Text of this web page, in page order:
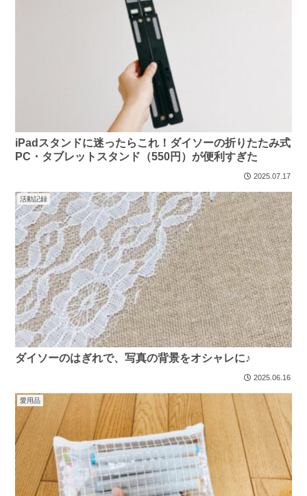
iPadスタンドに迷ったらこれ！ダイソーの折りたたみ式
PC・タブレットスタンド（550円）が便利すぎた
2025.07.17
活動記録
ダイソーのはぎれで、写真の背景をオシャレに♪
2025.06.16
愛用品